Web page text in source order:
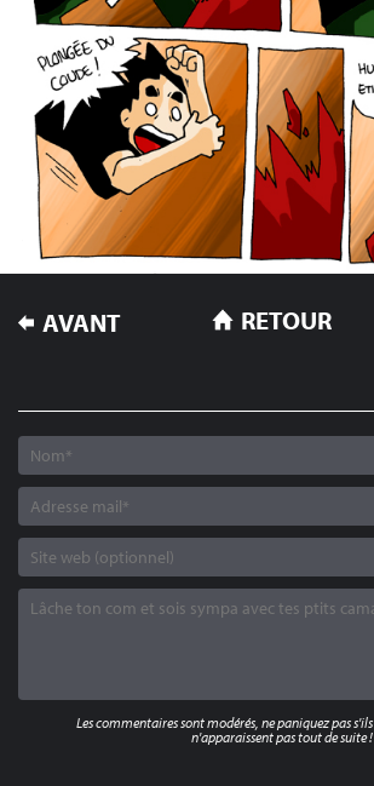
NAVIGATION
DE
AVANT RETOUR
Les commentaires sont modérés, ne paniquez pas s'ils
n'apparaissent pas tout de suite !